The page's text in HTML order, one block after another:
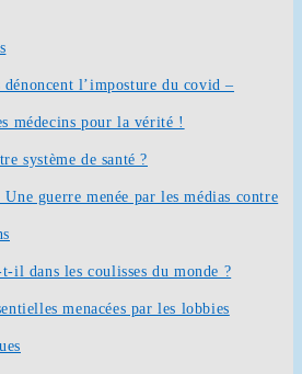
dénoncent l’imposture du covid –
médecins pour la vérité !
système de santé ?
guerre menée par les médias contre
il dans les coulisses du monde ?
menacées par les lobbies